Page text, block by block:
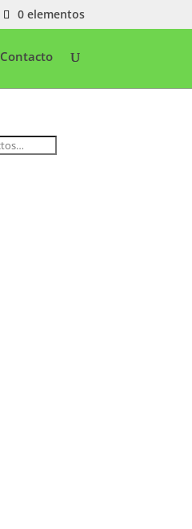
0 elementos
Contacto